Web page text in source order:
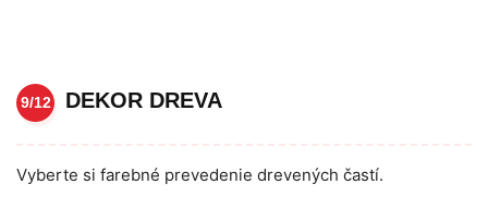
9/12 DEKOR DREVA
Vyberte si farebné prevedenie drevených častí.